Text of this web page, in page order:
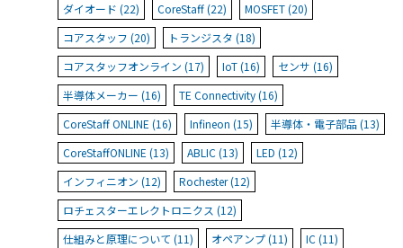
ダイオード (22)
CoreStaff (22)
MOSFET (20)
コアスタッフ (20)
トランジスタ (18)
コアスタッフオンライン (17)
IoT (16)
センサ (16)
半導体メーカー (16)
TE Connectivity (16)
CoreStaff ONLINE (16)
Infineon (15)
半導体・電子部品 (13)
CoreStaffONLINE (13)
ABLIC (13)
LED (12)
インフィニオン (12)
Rochester (12)
ロチェスターエレクトロニクス (12)
仕組みと原理について (11)
オペアンプ (11)
IC (11)